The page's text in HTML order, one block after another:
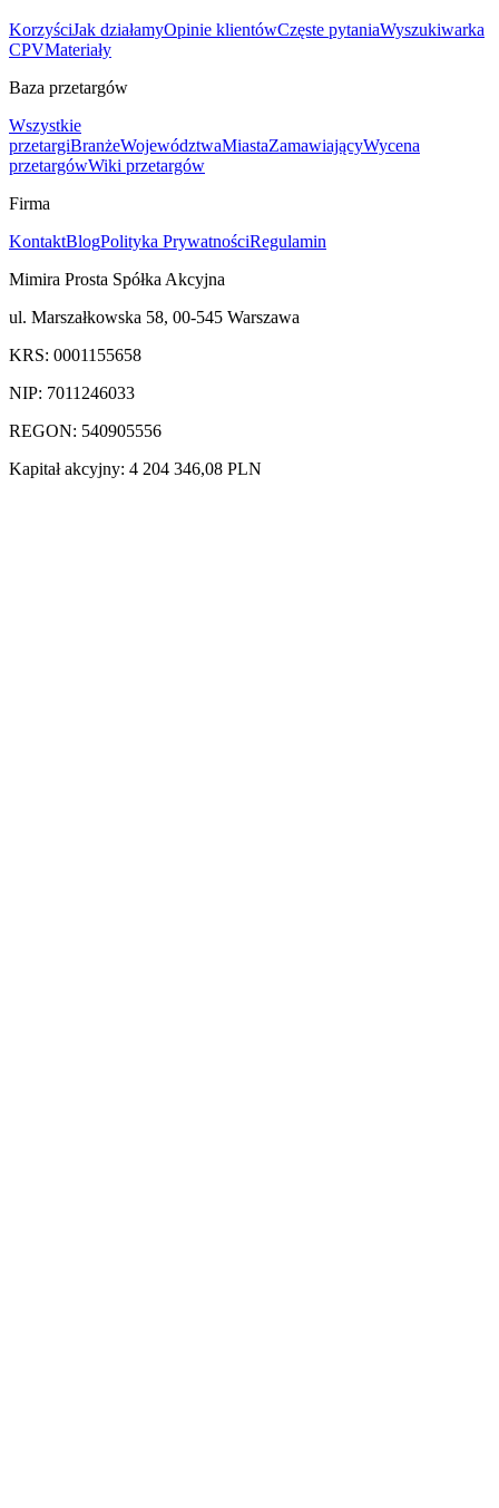
KorzyściJak działamyOpinie klientówCzęste pytaniaWyszukiwarka
CPVMateriały
Baza przetargów
Wszystkie
przetargiBranżeWojewództwaMiastaZamawiającyWycena
przetargówWiki przetargów
Firma
KontaktBlogPolityka PrywatnościRegulamin
Mimira Prosta Spółka Akcyjna
ul. Marszałkowska 58, 00-545 Warszawa
KRS: 0001155658
NIP: 7011246033
REGON: 540905556
Kapitał akcyjny: 4 204 346,08 PLN